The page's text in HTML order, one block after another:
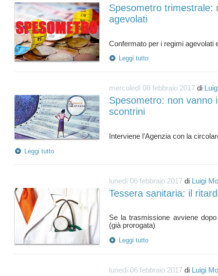
Spesometro trimestrale:
agevolati
Leggi tutto
mercoledì 08 febbraio 2017 di
Spesometro: non vanno
scontrini
Leggi tutto
lunedì 06 febbraio 2017 di Luigi
Tessera sanitaria: il
Se la trasmissione avviene
Leggi tutto
lunedì 06 febbraio 2017 di Luigi